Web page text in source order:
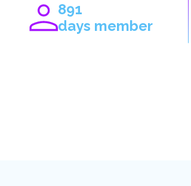
891
days member